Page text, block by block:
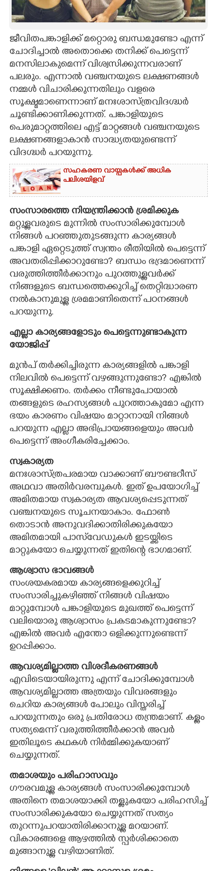
CARTOONS
ZOOM
CONTACT US
ജീവിതപങ്കാളിക്ക് മറ്റൊരു ബന്ധമുണ്ടോ എന്ന്
ചോദിച്ചാൽ അതൊക്കെ തനിക്ക് പെട്ടെന്ന്
മനസിലാകുമെന്ന് വിശ്വസിക്കുന്നവരാണ്
പലരും. എന്നാൽ വഞ്ചനയുടെ ലക്ഷണങ്ങൾ
നമ്മൾ വിചാരിക്കുന്നതിലും വളരെ
സൂക്ഷ്മമാണെന്നാണ് മനഃശാസ്ത്രവിദഗ്ദ്ധർ
ചൂണ്ടിക്കാണിക്കുന്നത്. പങ്കാളിയുടെ
പെരുമാറ്റത്തിലെ എട്ട് മാറ്റങ്ങൾ വഞ്ചനയുടെ
ലക്ഷണങ്ങളാകാൻ സാദ്ധ്യതയുണ്ടെന്ന്
വിദഗ്ദ്ധർ പറയുന്നു.
സഹകരണ വായ്പകൾക്ക് അധിക
പലിശയിളവ്
സംസാരത്തെ നിയന്ത്രിക്കാൻ ശ്രമിക്കുക
മറ്റുള്ളവരുടെ മുന്നിൽ സംസാരിക്കുമ്പോൾ
നിങ്ങൾ പറഞ്ഞുതുടങ്ങുന്ന കാര്യങ്ങൾ
പങ്കാളി ഏറ്റെടുത്ത് സ്വന്തം രീതിയിൽ പെട്ടെന്ന്
അവതരിപ്പിക്കാറുണ്ടോ? ബന്ധം ഭദ്രമാണെന്ന്
വരുത്തിത്തീർക്കാനും പുറത്തുള്ളവർക്ക്
നിങ്ങളുടെ ബന്ധത്തെക്കുറിച്ച് തെറ്റിദ്ധാരണ
നൽകാനുമുള്ള ശ്രമമാണിതെന്ന് പഠനങ്ങൾ
പറയുന്നു.
എല്ലാ കാര്യങ്ങളോടും പെട്ടെന്നുണ്ടാകുന്ന
യോജിപ്പ്
മുൻപ് തർക്കിച്ചിരുന്ന കാര്യങ്ങളിൽ പങ്കാളി
നിലവിൽ പെട്ടെന്ന് വഴങ്ങുന്നുണ്ടോ? എങ്കിൽ
സൂക്ഷിക്കണം. തർക്കം നീണ്ടുപോയാൽ
തങ്ങളുടെ രഹസ്യങ്ങൾ പുറത്താകുമോ എന്ന
ഭയം കാരണം വിഷയം മാറ്റാനായി നിങ്ങൾ
പറയുന്ന എല്ലാ അഭിപ്രായങ്ങളെയും അവർ
പെട്ടെന്ന് അംഗീകരിച്ചേക്കാം.
സ്വകാര്യത
മനഃശാസ്ത്രപരമായ വാക്കാണ് ബൗണ്ടറീസ്
അഥവാ അതിർവരമ്പുകൾ. ഇത് ഉപയോഗിച്ച്
അമിതമായ സ്വകാര്യത ആവശ്യപ്പെടുന്നത്
വഞ്ചനയുടെ സൂചനയാകാം. ഫോൺ
തൊടാൻ അനുവദിക്കാതിരിക്കുകയോ
അമിതമായി പാസ്‌വേഡുകൾ ഇടയ്ക്കിടെ
മാറ്റുകയോ ചെയ്യുന്നത് ഇതിന്റെ ഭാഗമാണ്.
ആശ്വാസ ഭാവങ്ങൾ
സംശയകരമായ കാര്യങ്ങളെക്കുറിച്ച്
സംസാരിച്ചുകഴിഞ്ഞ് നിങ്ങൾ വിഷയം
മാറ്റുമ്പോൾ പങ്കാളിയുടെ മുഖത്ത് പെട്ടെന്ന്
വലിയൊരു ആശ്വാസം പ്രകടമാകുന്നുണ്ടോ?
എങ്കിൽ അവർ എന്തോ ഒളിക്കുന്നുണ്ടെന്ന്
ഉറപ്പിക്കാം.
ആവശ്യമില്ലാത്ത വിശദീകരണങ്ങൾ
എവിടെയായിരുന്നു എന്ന് ചോദിക്കുമ്പോൾ
ആവശ്യമില്ലാത്ത അത്രയും വിവരങ്ങളും
ചെറിയ കാര്യങ്ങൾ പോലും വിസ്തരിച്ച്
പറയുന്നതും ഒരു പ്രതിരോധ തന്ത്രമാണ്. കള്ളം
സത്യമെന്ന് വരുത്തിത്തീർക്കാൻ അവർ
ഇതിലൂടെ കഥകൾ നിർമ്മിക്കുകയാണ്
ചെയ്യുന്നത്.
തമാശയും പരിഹാസവും
ഗൗരവമുള്ള കാര്യങ്ങൾ സംസാരിക്കുമ്പോൾ
അതിനെ തമാശയാക്കി തള്ളുകയോ പരിഹസിച്ച്
സംസാരിക്കുകയോ ചെയ്യുന്നത് സത്യം
തുറന്നുപറയാതിരിക്കാനുള്ള മറയാണ്.
വികാരങ്ങളെ ആഴത്തിൽ സ്പർശിക്കാതെ
മുങ്ങാനുള്ള വഴിയാണിത്.